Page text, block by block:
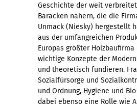
Geschichte der weit
Baracken nähern, die die
Unmack (Niesky) hergestellt
aus der umfangreichen
Europas größter
wichtige Konzepte der
und theoretisch fundieren.
Sozialfürsorge und
und Ordnung, Hygiene und
dabei ebenso eine Rolle wie